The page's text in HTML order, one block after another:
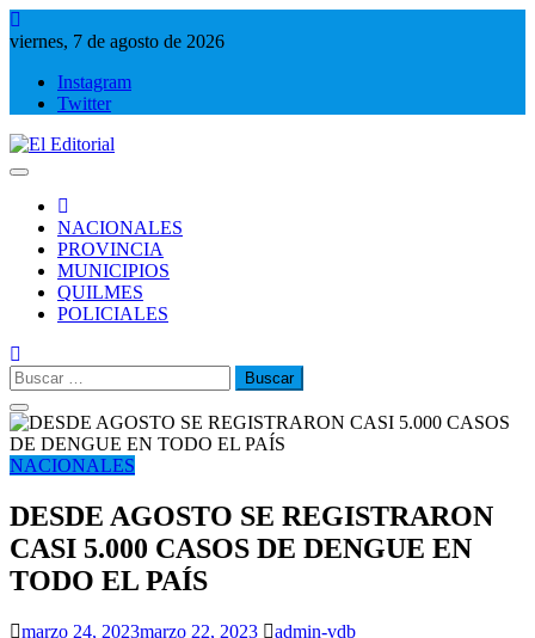
Saltar
al
viernes, 7 de agosto de 2026
Instagram
Twitter
NACIONALES
PROVINCIA
MUNICIPIOS
QUILMES
POLICIALES
Buscar:
NACIONALES
DESDE AGOSTO SE REGISTRARON
CASI 5.000 CASOS DE DENGUE EN
TODO EL PAÍS
marzo 24, 2023marzo 22, 2023 admin-vdb